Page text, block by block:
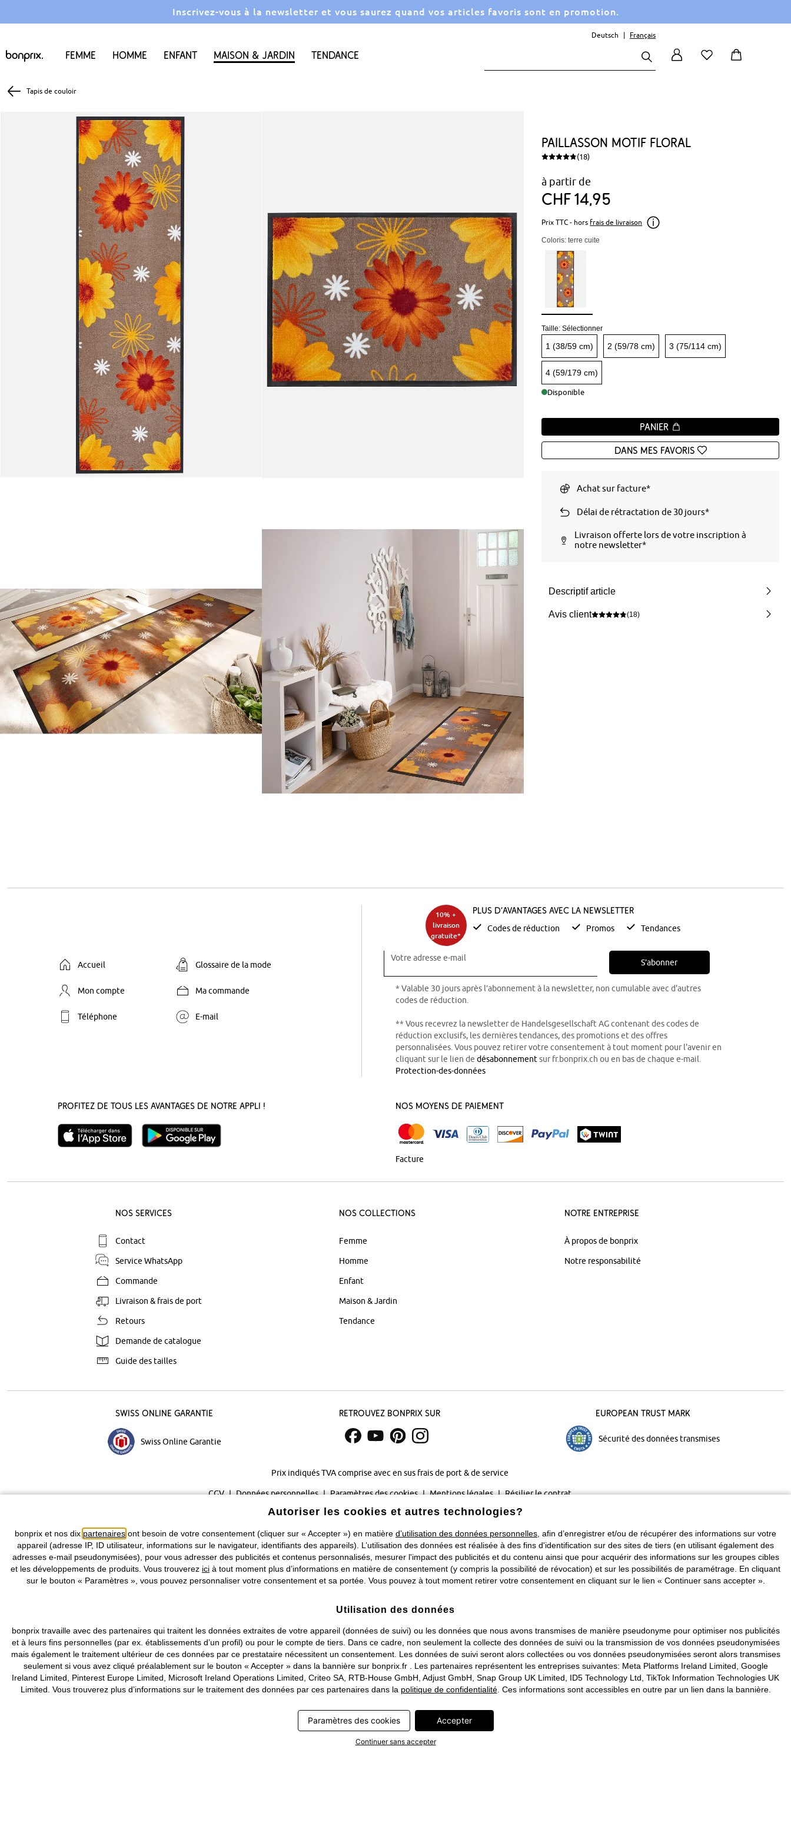
Inscrivez-vous à la newsletter et vous saurez quand vos articles favoris sont en promotion.
Femme Homme Enfant Maison & Jardin Tendance
Deutsch Français
Tapis de couloir
Paillasson motif floral
(18)
à partir de
CHF1495
Prix TTC - hors frais de livraison
Coloris: terre cuite
Taille:Sélectionner
1 (38/59 cm) 2 (59/78 cm) 3 (75/114 cm)
4 (59/179 cm)
Disponible
Panier
Dans mes favoris
Achat sur facture*
Délai de rétractation de 30 jours*
Livraison offerte lors de votre inscription à
notre newsletter*
Descriptif article
Avis client (18)
Accueil Glossaire de la mode
Mon compte Ma commande
Téléphone E-mail
10% +
livraison
gratuite*
Plus d’avantages avec la newsletter
Codes de réduction Promos Tendances
Votre adresse e-mail S’abonner
* Valable 30 jours après l’abonnement à la newsletter, non cumulable avec d'autres
codes de réduction.
** Vous recevrez la newsletter de Handelsgesellschaft AG contenant des codes de
réduction exclusifs, les dernières tendances, des promotions et des offres
personnalisées. Vous pouvez retirer votre consentement à tout moment pour l'avenir en
cliquant sur le lien de désabonnementsur fr.bonprix.ch ou en bas de chaque e-mail.
Protection-des-données
Profitez de tous les avantages de notre appli ! Nos Moyens de Paiement
Facture
Nos Services
Contact
Service WhatsApp
Commande
Livraison & frais de port
Retours
Demande de catalogue
Guide des tailles
Nos Collections
Femme
Homme
Enfant
Maison & Jardin
Tendance
Notre Entreprise
À propos de bonprix
Notre responsabilité
Swiss Online Garantie
Swiss Online Garantie
Retrouvez bonprix sur European Trust Mark
Sécurité des données transmises
Prix indiqués TVA comprise avec en sus frais de port & de service
CGV Données personnelles Paramètres des cookies Mentions légales Résilier le contrat
©2026 bonprix.Tous droits réservés.
Changer de pays
Autoriser les cookies et autres technologies?
bonprix et nos dix partenaires ont besoin de votre consentement (cliquer sur « Accepter ») en matière d’utilisation des données personnelles , afin d’enregistrer et/ou de récupérer des informations sur votre
appareil (adresse IP, ID utilisateur, informations sur le navigateur, identifiants des appareils). L’utilisation des données est réalisée à des fins d'identification sur des sites de tiers (en utilisant également des
adresses e-mail pseudonymisées), pour vous adresser des publicités et contenus personnalisés, mesurer l'impact des publicités et du contenu ainsi que pour acquérir des informations sur les groupes cibles
et les développements de produits. Vous trouverez ici à tout moment plus d’informations en matière de consentement (y compris la possibilité de révocation) et sur les possibilités de paramétrage. En cliquant
sur le bouton « Paramètres », vous pouvez personnaliser votre consentement et sa portée. Vous pouvez à tout moment retirer votre consentement en cliquant sur le lien « Continuer sans accepter ».
Utilisation des données
bonprix travaille avec des partenaires qui traitent les données extraites de votre appareil (données de suivi) ou les données que nous avons transmises de manière pseudonyme pour optimiser nos publicités
et à leurs fins personnelles (par ex. établissements d’un profil) ou pour le compte de tiers. Dans ce cadre, non seulement la collecte des données de suivi ou la transmission de vos données pseudonymisées
mais également le traitement ultérieur de ces données par ce prestataire nécessitent un consentement. Les données de suivi seront alors collectées ou vos données pseudonymisées seront alors transmises
seulement si vous avez cliqué préalablement sur le bouton « Accepter » dans la bannière sur bonprix.fr . Les partenaires représentent les entreprises suivantes: Meta Platforms Ireland Limited, Google
Ireland Limited, Pinterest Europe Limited, Microsoft Ireland Operations Limited, Criteo SA, RTB-House GmbH, Adjust GmbH, Snap Group UK Limited, ID5 Technology Ltd, TikTok Information Technologies UK
Limited. Vous trouverez plus d’informations sur le traitement des données par ces partenaires dans la politique de confidentialité. Ces informations sont accessibles en outre par un lien dans la bannière.
Paramètres des cookies Accepter
Continuer sans accepter